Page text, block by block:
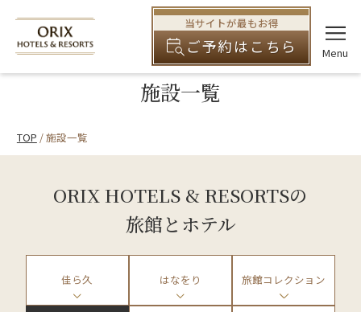
当サイトが最もお得
ご予約はこちら
施設一覧
TOP 施設一覧
ORIX HOTELS & RESORTSの
旅館とホテル
佳ら久 はなをり 旅館コレクション